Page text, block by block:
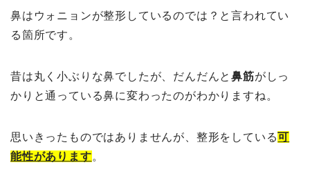
鼻はウォニョンが整形しているのでは？と言われてい
る箇所です。
昔は丸く小ぶりな鼻でしたが、だんだんと鼻筋がしっ
かりと通っている鼻に変わったのがわかりますね。
思いきったものではありませんが、整形をしている可
能性があります。